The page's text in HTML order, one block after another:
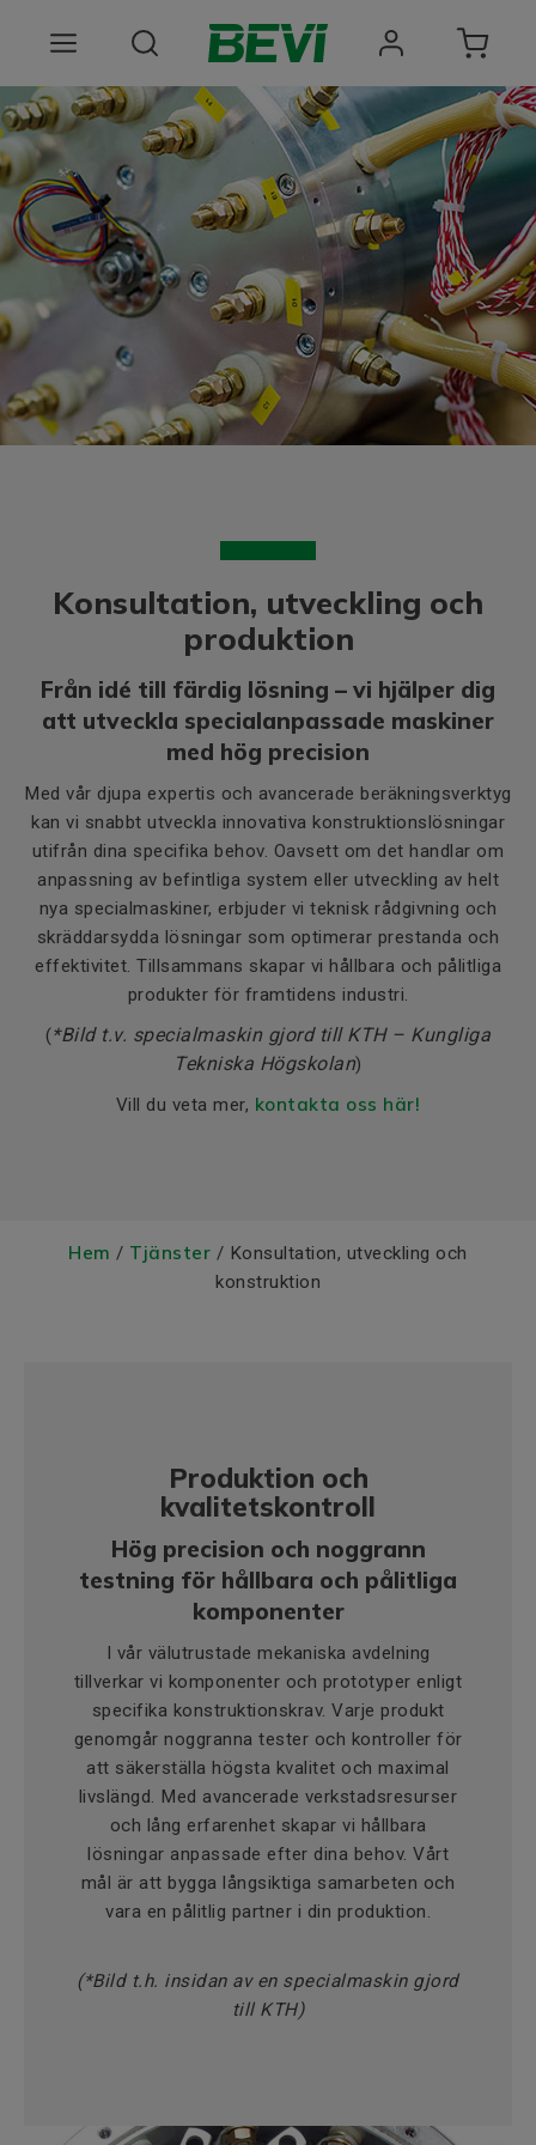
Produkter
Användningsområden
Tjänster
Hållbarhet
Om oss
Registrera dig Här
Konsultation, utveckling och
produktion
Från idé till färdig lösning – vi hjälper dig
att utveckla specialanpassade maskiner
med hög precision
Med vår djupa expertis och avancerade beräkningsverktyg
kan vi snabbt utveckla innovativa konstruktionslösningar
utifrån dina specifika behov. Oavsett om det handlar om
anpassning av befintliga system eller utveckling av helt
nya specialmaskiner, erbjuder vi teknisk rådgivning och
skräddarsydda lösningar som optimerar prestanda och
effektivitet. Tillsammans skapar vi hållbara och pålitliga
produkter för framtidens industri.
(*Bild t.v. specialmaskin gjord till KTH – Kungliga
Tekniska Högskolan)
Vill du veta mer, kontakta oss här!
Hem / Tjänster / Konsultation, utveckling och
konstruktion
Produktion och
kvalitetskontroll
Hög precision och noggrann
testning för hållbara och pålitliga
komponenter
I vår välutrustade mekaniska avdelning
tillverkar vi komponenter och prototyper enligt
specifika konstruktionskrav. Varje produkt
genomgår noggranna tester och kontroller för
att säkerställa högsta kvalitet och maximal
livslängd. Med avancerade verkstadsresurser
och lång erfarenhet skapar vi hållbara
lösningar anpassade efter dina behov. Vårt
mål är att bygga långsiktiga samarbeten och
vara en pålitlig partner i din produktion.
(*Bild t.h. insidan av en specialmaskin gjord
till KTH)